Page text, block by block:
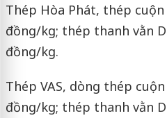
Thép Hòa Phát, thép cuộn
đồng/kg; thép thanh vằn
đồng/kg.
Thép VAS, dòng thép
đồng/kg; thép thanh vằn